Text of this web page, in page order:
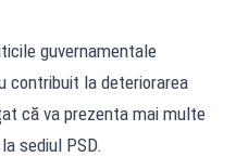
guvernamentale
contribuit la deteriorarea
că va prezenta mai multe
sediul PSD.